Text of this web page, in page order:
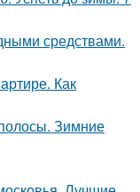
средствами.
Как
Зимние